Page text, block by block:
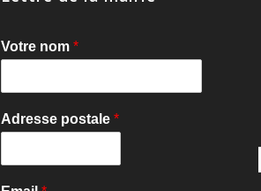
Votre nom *
Adresse postale *